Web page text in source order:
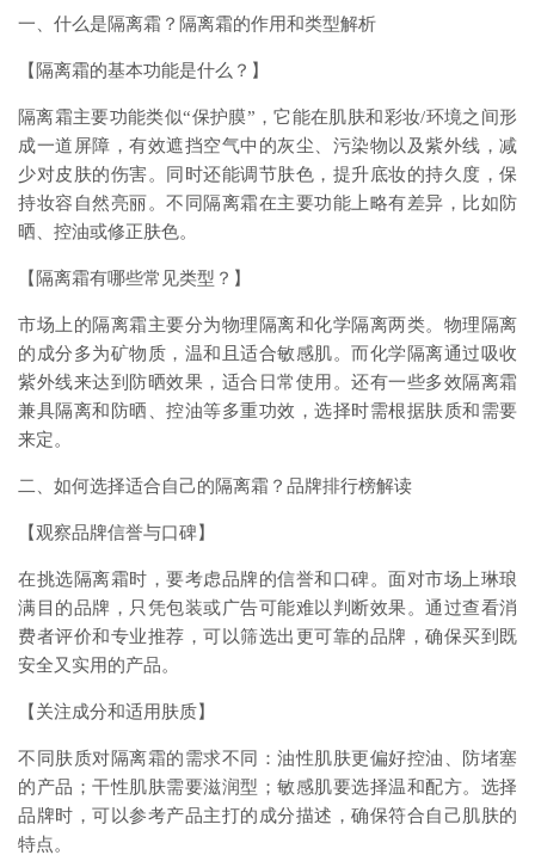
一、什么是隔离霜？隔离霜的作用和类型解析
【隔离霜的基本功能是什么？】
隔离霜主要功能类似“保护膜”，它能在肌肤和彩妆/环境之间形
成一道屏障，有效遮挡空气中的灰尘、污染物以及紫外线，减
少对皮肤的伤害。同时还能调节肤色，提升底妆的持久度，保
持妆容自然亮丽。不同隔离霜在主要功能上略有差异，比如防
晒、控油或修正肤色。
【隔离霜有哪些常见类型？】
市场上的隔离霜主要分为物理隔离和化学隔离两类。物理隔离
的成分多为矿物质，温和且适合敏感肌。而化学隔离通过吸收
紫外线来达到防晒效果，适合日常使用。还有一些多效隔离霜
兼具隔离和防晒、控油等多重功效，选择时需根据肤质和需要
来定。
二、如何选择适合自己的隔离霜？品牌排行榜解读
【观察品牌信誉与口碑】
在挑选隔离霜时，要考虑品牌的信誉和口碑。面对市场上琳琅
满目的品牌，只凭包装或广告可能难以判断效果。通过查看消
费者评价和专业推荐，可以筛选出更可靠的品牌，确保买到既
安全又实用的产品。
【关注成分和适用肤质】
不同肤质对隔离霜的需求不同：油性肌肤更偏好控油、防堵塞
的产品；干性肌肤需要滋润型；敏感肌要选择温和配方。选择
品牌时，可以参考产品主打的成分描述，确保符合自己肌肤的
特点。